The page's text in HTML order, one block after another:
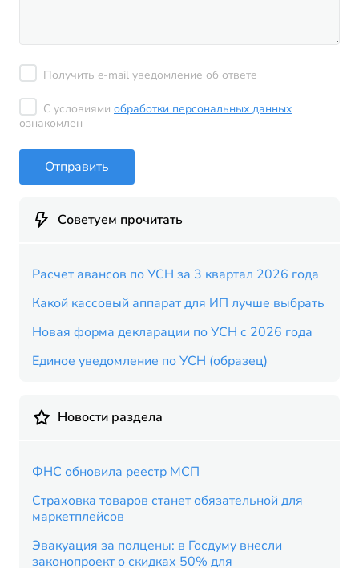
Получить e-mail уведомление об ответе
С условиями обработки персональных данных
ознакомлен
Отправить
Советуем прочитать
Расчет авансов по УСН за 3 квартал 2026 года
Какой кассовый аппарат для ИП лучше выбрать
Новая форма декларации по УСН с 2026 года
Единое уведомление по УСН (образец)
Новости раздела
ФНС обновила реестр МСП
Страховка товаров станет обязательной для
маркетплейсов
Эвакуация за полцены: в Госдуму внесли
законопроект о скидках 50% для